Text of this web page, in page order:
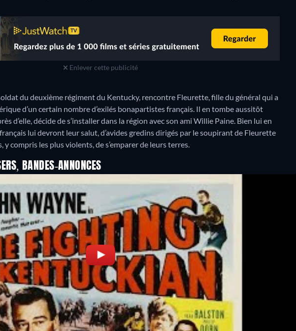
Enlever cette publicité
du deuxième régiment du Kentucky, rencontre Fleurette, fille du général qui a
d’un certain nombre d’exilés bonapartistes français. Il en tombe aussitôt
d’elle, décide de s’installer dans la région avec son ami Willie Paine. Bien lui en
lui devront leur salut, d’avides gredins dirigés par le soupirant de Fleurette
y compris les plus violents, de s’emparer de leurs terres.
BANDES-ANNONCES